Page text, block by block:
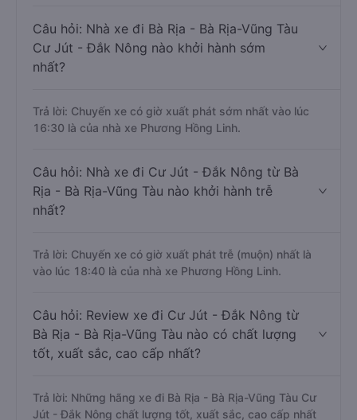
Câu hỏi: Nhà xe đi Bà Rịa - Bà Rịa-Vũng Tàu
Cư Jút - Đắk Nông nào khởi hành sớm
nhất?
Trả lời: Chuyến xe có giờ xuất phát sớm nhất vào lúc
16:30 là của nhà xe Phương Hồng Linh.
Câu hỏi: Nhà xe đi Cư Jút - Đắk Nông từ Bà
Rịa - Bà Rịa-Vũng Tàu nào khởi hành trễ
nhất?
Trả lời: Chuyến xe có giờ xuất phát trễ (muộn) nhất là
vào lúc 18:40 là của nhà xe Phương Hồng Linh.
Câu hỏi: Review xe đi Cư Jút - Đắk Nông từ
Bà Rịa - Bà Rịa-Vũng Tàu nào có chất lượng
tốt, xuất sắc, cao cấp nhất?
Trả lời: Những hãng xe đi Bà Rịa - Bà Rịa-Vũng Tàu Cư
Jút - Đắk Nông chất lượng tốt, xuất sắc, cao cấp nhất